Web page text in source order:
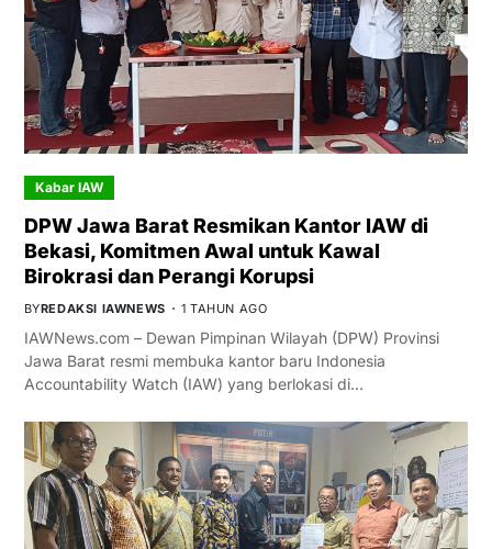
Kabar IAW
DPW Jawa Barat Resmikan Kantor IAW di
Bekasi, Komitmen Awal untuk Kawal
Birokrasi dan Perangi Korupsi
BYREDAKSI IAWNEWS 1 TAHUN AGO
IAWNews.com – Dewan Pimpinan Wilayah (DPW) Provinsi
Jawa Barat resmi membuka kantor baru Indonesia
Accountability Watch (IAW) yang berlokasi di…